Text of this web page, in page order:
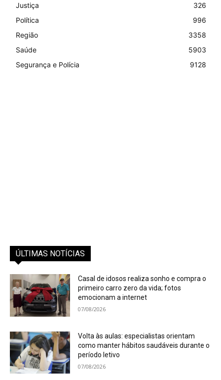
Justiça
326
Política
996
Região
3358
Saúde
5903
Segurança e Polícia
9128
ÚLTIMAS NOTÍCIAS
Casal de idosos realiza sonho e compra o
primeiro carro zero da vida; fotos
emocionam a internet
07/08/2026
Volta às aulas: especialistas orientam
como manter hábitos saudáveis durante o
período letivo
07/08/2026